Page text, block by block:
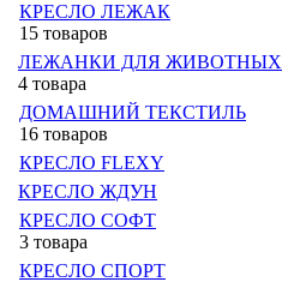
КРЕСЛО ЛЕЖАК
15 товаров
ЛЕЖАНКИ ДЛЯ ЖИВОТНЫХ
4 товара
ДОМАШНИЙ ТЕКСТИЛЬ
16 товаров
КРЕСЛО FLEXY
КРЕСЛО ЖДУН
КРЕСЛО СОФТ
3 товара
КРЕСЛО СПОРТ